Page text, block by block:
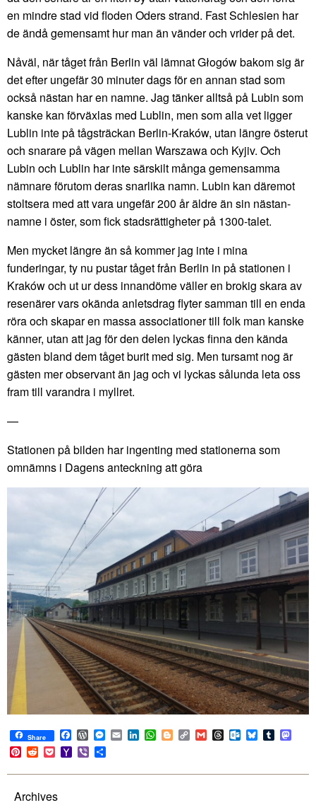
en mindre stad vid floden Oders strand. Fast Schlesien har
de ändå gemensamt hur man än vänder och vrider på det.
Nåväl, när tåget från Berlin väl lämnat Głogów bakom sig är
det efter ungefär 30 minuter dags för en annan stad som
också nästan har en namne. Jag tänker alltså på Lubin som
kanske kan förväxlas med Lublin, men som alla vet ligger
Lublin inte på tågsträckan Berlin-Kraków, utan längre österut
och snarare på vägen mellan Warszawa och Kyjiv. Och
Lubin och Lublin har inte särskilt många gemensamma
nämnare förutom deras snarlika namn. Lubin kan däremot
stoltsera med att vara ungefär 200 år äldre än sin nästan-
namne i öster, som fick stadsrättigheter på 1300-talet.
Men mycket längre än så kommer jag inte i mina
funderingar, ty nu pustar tåget från Berlin in på stationen i
Kraków och ut ur dess innandöme väller en brokig skara av
resenärer vars okända anletsdrag flyter samman till en enda
röra och skapar en massa associationer till folk man kanske
känner, utan att jag för den delen lyckas finna den kända
gästen bland dem tåget burit med sig. Men tursamt nog är
gästen mer observant än jag och vi lyckas sålunda leta oss
fram till varandra i myllret.
—
Stationen på bilden har ingenting med stationerna som
omnämns i Dagens anteckning att göra
Share Facebook
WordPress
Messenger
EmailLinkedIn
WhatsApp
BloggerCopy
Link
GmailThreadsOutlook.com
BlueskyTumblr
Pinterest
RedditPocketYahoo
Mail
Viber
Archives